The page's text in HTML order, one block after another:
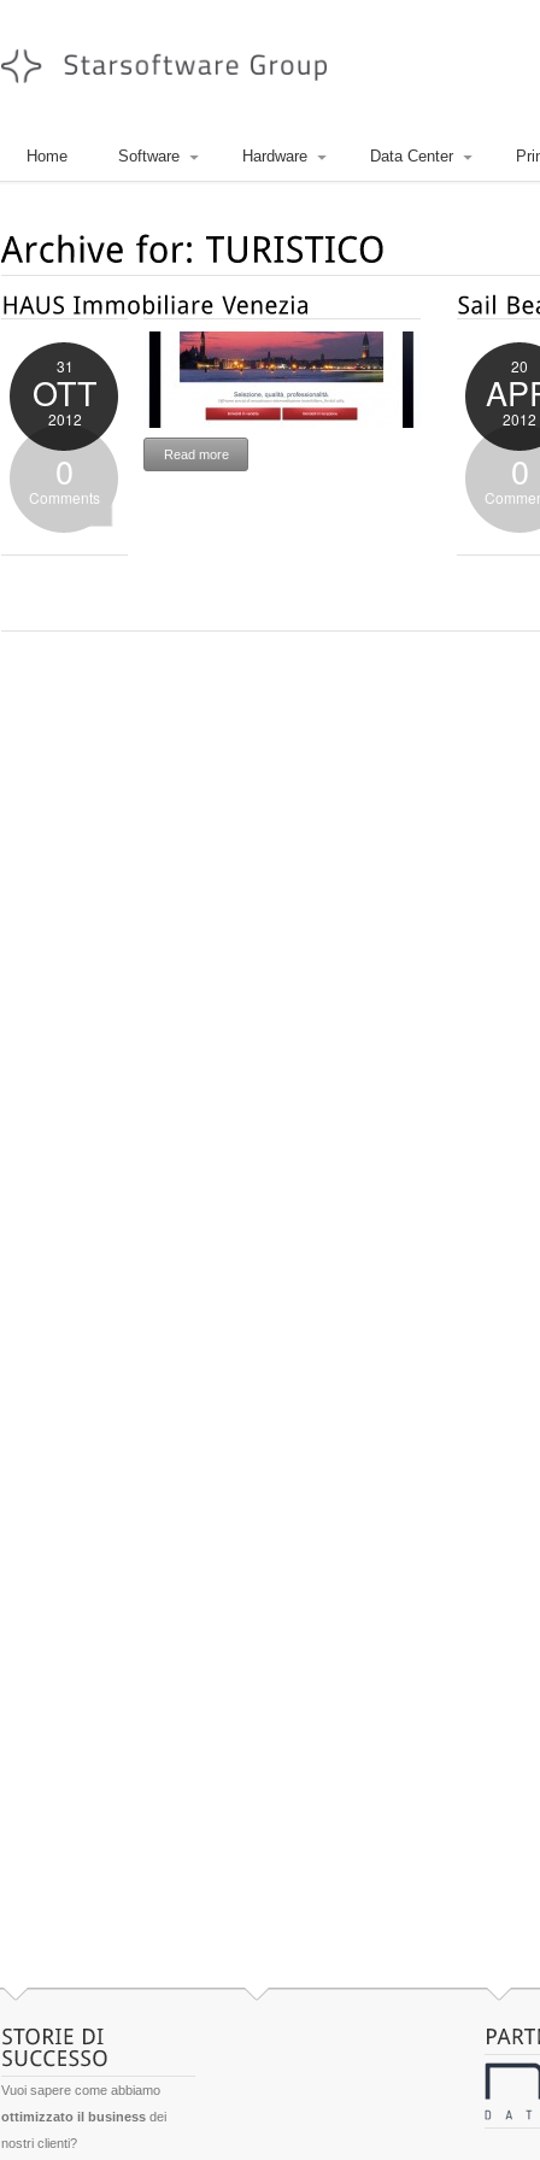
Home Software Hardware Data Center
31
OTT
2012
0
Comments
Read more
20
2012
0
Vuoi sapere come abbiamo
ottimizzato il business dei
nostri clienti?